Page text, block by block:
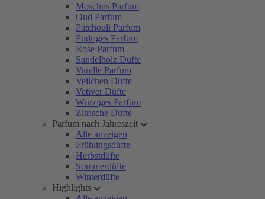
Moschus Parfum
Oud Parfum
Patchouli Parfum
Pudriges Parfum
Rose Parfum
Sandelholz Düfte
Vanille Parfum
Veilchen Düfte
Vetiver Düfte
Würziges Parfum
Zitrische Düfte
Parfum nach Jahreszeit
Alle anzeigen
Frühlingsdüfte
Herbstdüfte
Sommerdüfte
Winterdüfte
Highlights